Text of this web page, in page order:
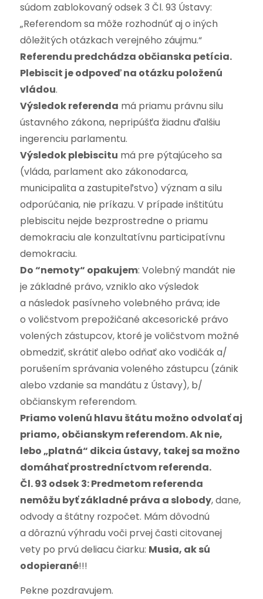
súdom zablokovaný odsek 3 Čl. 93 Ústavy:
„Referendom sa môže rozhodnúť aj o iných
dôležitých otázkach verejného záujmu.“
Referendu predchádza občianska petícia.
Plebiscit je odpoveď na otázku položenú
vládou.
Výsledok referenda má priamu právnu silu
ústavného zákona, nepripúšťa žiadnu ďalšiu
ingerenciu parlamentu.
Výsledok plebiscitu má pre pýtajúceho sa
(vláda, parlament ako zákonodarca,
municipalita a zastupiteľstvo) význam a silu
odporúčania, nie príkazu. V prípade inštitútu
plebiscitu nejde bezprostredne o priamu
demokraciu ale konzultatívnu participatívnu
demokraciu.
Do “nemoty“ opakujem: Volebný mandát nie
je základné právo, vzniklo ako výsledok
a následok pasívneho volebného práva; ide
o voličstvom prepožičané akcesorické právo
volených zástupcov, ktoré je voličstvom možné
obmedziť, skrátiť alebo odňať ako vodičák a/
porušením správania voleného zástupcu (zánik
alebo vzdanie sa mandátu z Ústavy), b/
občianskym referendom.
Priamo volenú hlavu štátu možno odvolať aj
priamo, občianskym referendom. Ak nie,
lebo „platná“ dikcia ústavy, takej sa možno
domáhať prostredníctvom referenda.
Čl. 93 odsek 3: Predmetom referenda
nemôžu byť základné práva a slobody, dane,
odvody a štátny rozpočet. Mám dôvodnú
a dôraznú výhradu voči prvej časti citovanej
vety po prvú deliacu čiarku: Musia, ak sú
odopierané!!!
Pekne pozdravujem.